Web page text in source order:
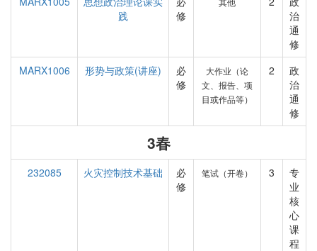
践
修
治
通
修
MARX1006
形势与政策(讲座)
必
修
大作业（论
文、报告、项
目或作品等）
2
政
治
通
修
3春
232085 火灾控制技术基础
必
修
笔试（开卷） 3
专
业
核
心
课
程